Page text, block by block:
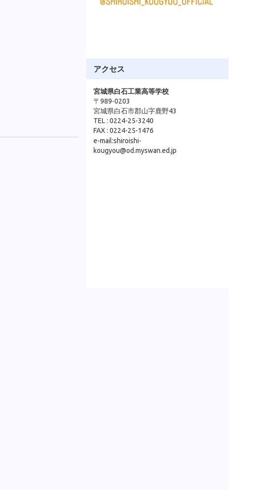
アクセス
宮城県白石工業高等学校
〒989-0203
宮城県白石市郡山字鹿野43
TEL : 0224-25-3240
FAX : 0224-25-1476
e-mail:shiroishi-
kougyou@od.myswan.ed.jp